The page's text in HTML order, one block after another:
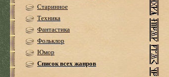
Старинное
Техника
Фантастика
Фольклор
Юмор
Список всех жанров